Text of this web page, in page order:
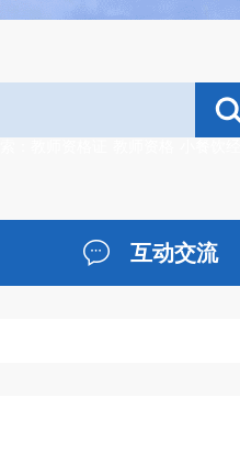
互动交流